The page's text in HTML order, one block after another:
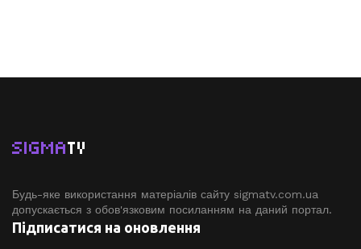
SIGMATV
Будь-яке використання матеріалів сайту sigmatv.com.ua
допускається з обов'язковим посиланням на даний портал.
Підписатися на оновлення